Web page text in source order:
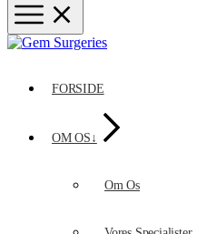
FORSIDE
OM OS↓
Om Os